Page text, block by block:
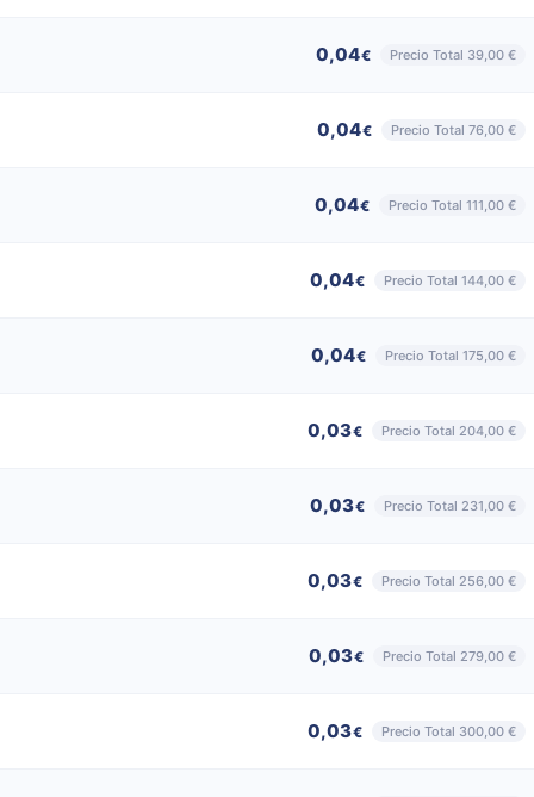
0,04€ Precio Total 39,00 €
0,04€ Precio Total 76,00 €
0,04€ Precio Total 111,00 €
0,04€ Precio Total 144,00 €
0,04€ Precio Total 175,00 €
0,03€ Precio Total 204,00 €
0,03€ Precio Total 231,00 €
0,03€ Precio Total 256,00 €
0,03€ Precio Total 279,00 €
0,03€ Precio Total 300,00 €